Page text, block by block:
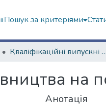
Пошук за критеріями
Кваліфікаційні випускні роботи магістрів. Навчально-науковий інститут «Українська інженерно-педагогічна академія»
на
Анотація